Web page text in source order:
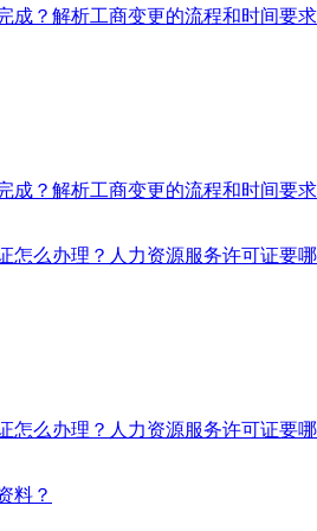
成？解析工商变更的流程和时间要求
成？解析工商变更的流程和时间要求
怎么办理？人力资源服务许可证要
怎么办理？人力资源服务许可证要
料？